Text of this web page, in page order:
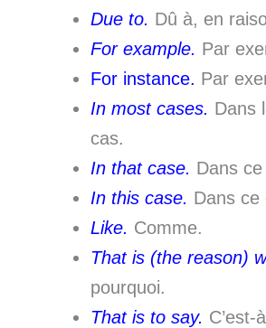
Due to. Dû à, en
For example. Par
For instance. Par
In most cases. Dans
cas.
In that case. Dans
In this case. Dans ce
Like. Comme.
That is (the reason)
pourquoi.
That is to say. C’est-